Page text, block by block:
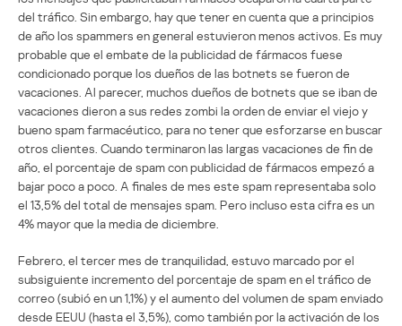
del tráfico. Sin embargo, hay que tener en cuenta que a principios
de año los spammers en general estuvieron menos activos. Es muy
probable que el embate de la publicidad de fármacos fuese
condicionado porque los dueños de las botnets se fueron de
vacaciones. Al parecer, muchos dueños de botnets que se iban de
vacaciones dieron a sus redes zombi la orden de enviar el viejo y
bueno spam farmacéutico, para no tener que esforzarse en buscar
otros clientes. Cuando terminaron las largas vacaciones de fin de
año, el porcentaje de spam con publicidad de fármacos empezó a
bajar poco a poco. A finales de mes este spam representaba solo
el 13,5% del total de mensajes spam. Pero incluso esta cifra es un
4% mayor que la media de diciembre.
Febrero, el tercer mes de tranquilidad, estuvo marcado por el
subsiguiente incremento del porcentaje de spam en el tráfico de
correo (subió en un 1,1%) y el aumento del volumen de spam enviado
desde EEUU (hasta el 3,5%), como también por la activación de los